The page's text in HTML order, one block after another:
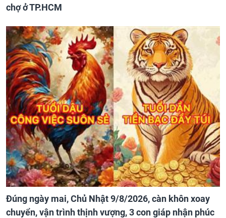
chợ ở TP.HCM
Đúng ngày mai, Chủ Nhật 9/8/2026, càn khôn xoay
chuyển, vận trình thịnh vượng, 3 con giáp nhận phúc